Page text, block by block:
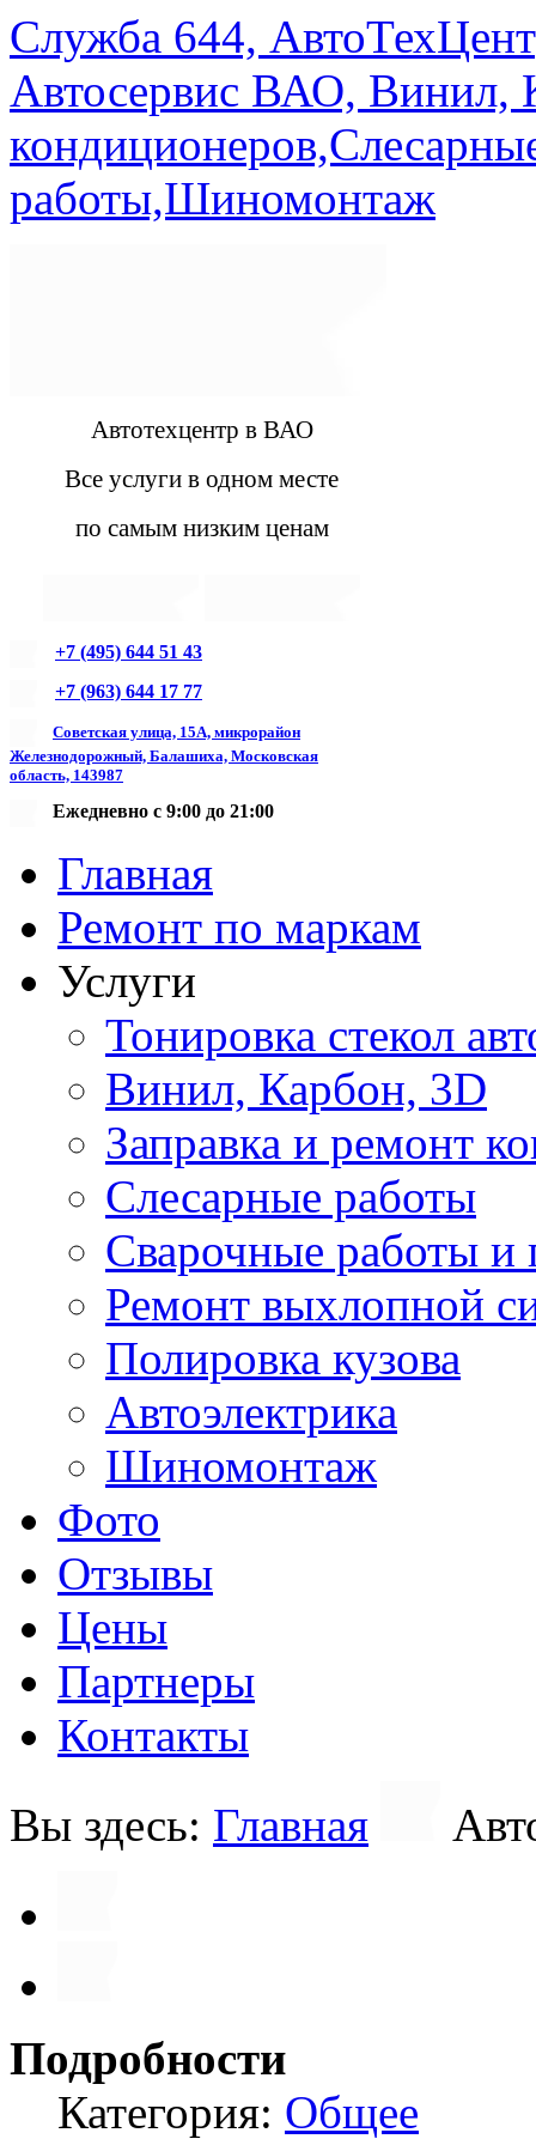
Служба 644,
Автосервис ВАО, Винил,
работы,Шиномонтаж
Автотехцентр в ВАО
Все услуги в одном месте
по самым низким ценам
+7 (495) 644 51 43
+7 (963) 644 17 77
Советская улица, 15А, микрорайон
Железнодорожный, Балашиха, Московская
область, 143987
Ежедневно с 9:00 до 21:00
Главная
Ремонт по маркам
Услуги
Тонировка стекол
Винил, Карбон, 3D
Заправка и ремонт
Слесарные работы
Сварочные работы и
Ремонт выхлопной
Полировка кузова
Автоэлектрика
Шиномонтаж
Фото
Отзывы
Цены
Партнеры
Контакты
Вы здесь: Главная
Подробности
Категория: Общее